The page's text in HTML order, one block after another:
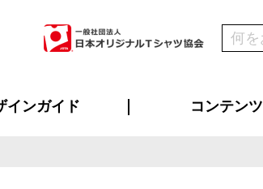
インガイド コンテンツ